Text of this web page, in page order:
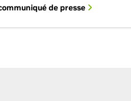
de presse